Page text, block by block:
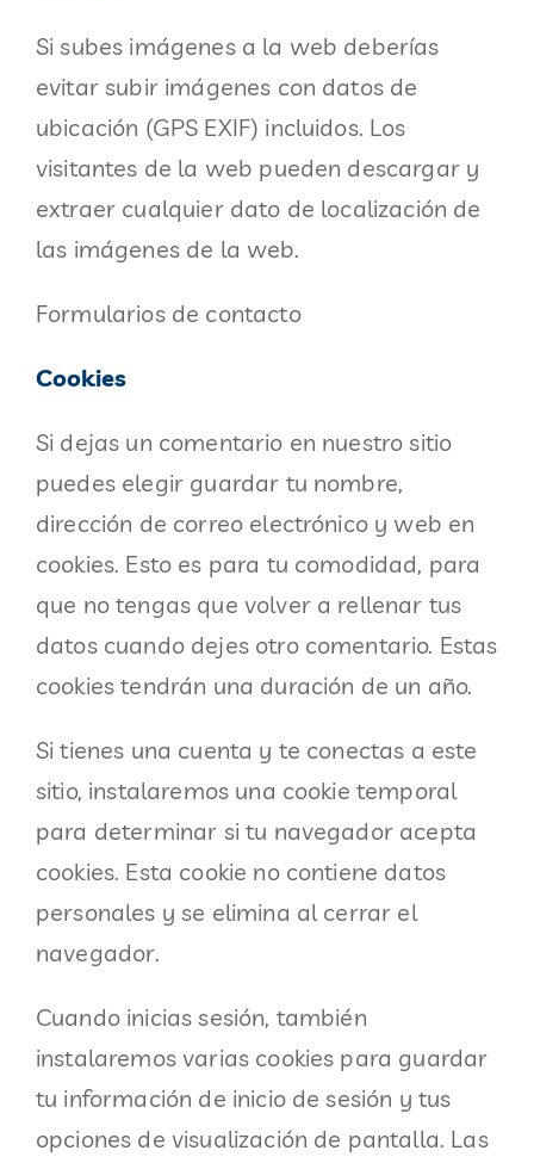
Si subes imágenes a la web deberías
evitar subir imágenes con datos de
ubicación (GPS EXIF) incluidos. Los
visitantes de la web pueden descargar y
extraer cualquier dato de localización de
las imágenes de la web.
Formularios de contacto
Cookies
Si dejas un comentario en nuestro sitio
puedes elegir guardar tu nombre,
dirección de correo electrónico y web en
cookies. Esto es para tu comodidad, para
que no tengas que volver a rellenar tus
datos cuando dejes otro comentario. Estas
cookies tendrán una duración de un año.
Si tienes una cuenta y te conectas a este
sitio, instalaremos una cookie temporal
para determinar si tu navegador acepta
cookies. Esta cookie no contiene datos
personales y se elimina al cerrar el
navegador.
Cuando inicias sesión, también
instalaremos varias cookies para guardar
tu información de inicio de sesión y tus
opciones de visualización de pantalla. Las